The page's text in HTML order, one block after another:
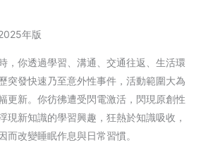
年版
，你透過學習、溝通、交通往返、生活環
突發快速乃至意外性事件，活動範圍大為
更新。你彷彿遭受閃電激活，閃現原創性
現新知識的學習興趣，狂熱於知識吸收，
而改變睡眠作息與日常習慣。